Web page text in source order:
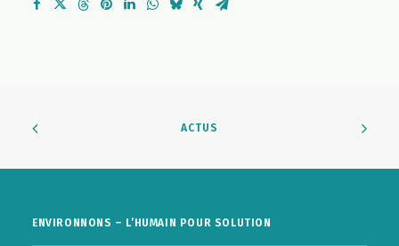
ACTUS
ENVIRONNONS – L’HUMAIN POUR SOLUTION